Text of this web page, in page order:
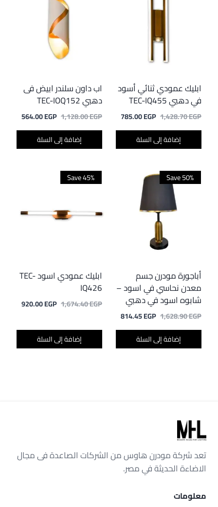
ابليك عمودي ثنائي أسود
في دهبي TEC-IQ455
1,428.70EGP
السعر
الأصلي
هو:
1,428.70 EGP.
785.00EGP
السعر
الحالي
785.00 EGP.
إضافة إلى السلة
اب داون سلندر ابيض فى
دهبي TEC-IOQ152
1,128.00EGP
السعر
الأصلي
هو:
1,128.00 EGP.
564.00EGP
الحالي
EGP.
إضافة إلى السلة
Save 50%
أباجورة مودرن جسم
معدن نحاسي في اسود –
شابوه اسود في دهبي
1,628.90EGP
السعر
الأصلي
هو:
1,628.90 EGP.
814.45EGP
الحالي
814.45 EGP.
إضافة إلى السلة
Save 45%
ابليك عمودي اسود TEC-
IQ426
1,674.40EGP
السعر
1,674.40 EGP.
920.00EGP
إضافة إلى السلة
تعد شركة مودرن هاوس من الشركات الصاعدة فى مجال
الاضاءة الحديثة في مصر.
معلومات